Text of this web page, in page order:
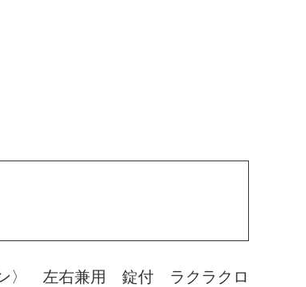
〉 左右兼用 錠付 ラクラクロ